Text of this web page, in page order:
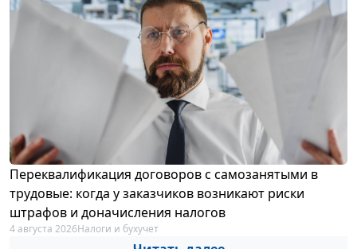
Переквалификация договоров с самозанятыми в
трудовые: когда у заказчиков возникают риски
штрафов и доначисления налогов
4 августа 2026Налоги и бухучет